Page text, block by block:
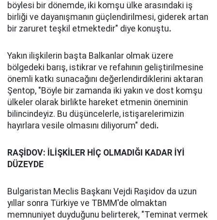
böylesi bir dönemde, iki komşu ülke arasındaki iş
birliği ve dayanışmanın güçlendirilmesi, giderek artan
bir zaruret teşkil etmektedir" diye konuştu.
Yakın ilişkilerin başta Balkanlar olmak üzere
bölgedeki barış, istikrar ve refahının geliştirilmesine
önemli katkı sunacağını değerlendirdiklerini aktaran
Şentop, "Böyle bir zamanda iki yakın ve dost komşu
ülkeler olarak birlikte hareket etmenin öneminin
bilincindeyiz. Bu düşüncelerle, istişarelerimizin
hayırlara vesile olmasını diliyorum" dedi.
RAŞİDOV: İLİŞKİLER HİÇ OLMADIĞI KADAR İYİ
DÜZEYDE
Bulgaristan Meclis Başkanı Vejdi Raşidov da uzun
yıllar sonra Türkiye ve TBMM'de olmaktan
memnuniyet duyduğunu belirterek, "Teminat vermek